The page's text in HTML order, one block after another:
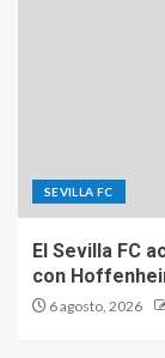
SEVILLA FC
El Sevilla FC
con
6 agosto, 2026